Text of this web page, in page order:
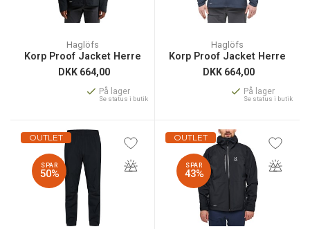
Haglöfs
Korp Proof Jacket Herre
DKK 664,00
På lager
Se status i butik
Haglöfs
Korp Proof Jacket Herre
DKK 664,00
På lager
Se status i butik
OUTLET
SPAR
50%
OUTLET
SPAR
43%